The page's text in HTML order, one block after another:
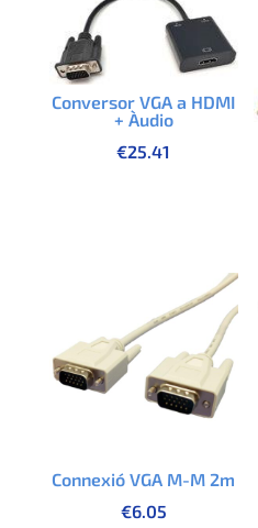
Conversor VGA a HDMI
+ Àudio
€25.41
Connexió VGA M-M 2m
€6.05